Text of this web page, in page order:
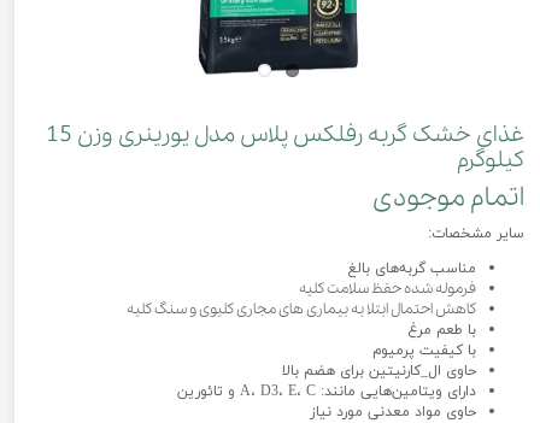
غذای خشک گربه رفلکس پلاس مدل یورینری وزن 15
کیلوگرم
اتمام موجودی
سایر مشخصات:
مناسب گربه‌های بالغ
فرموله شده حفظ سلامت کلیه
کاهش احتمال ابتلا به بیماری های مجاری کلیوی و سنگ کلیه
با طعم مرغ
با کیفیت پرمیوم
حاوی ال_کارنیتین برای هضم بالا
دارای ویتامین‌هایی مانند: A، D3، E، C و تائورین
حاوی مواد معدنی مورد نیاز